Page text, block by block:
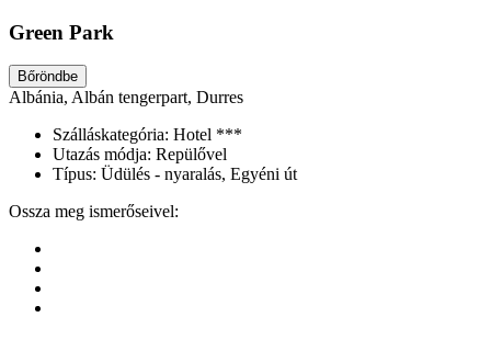
Green Park
Bőröndbe
Albánia, Albán tengerpart, Durres
Szálláskategória: Hotel ***
Utazás módja: Repülővel
Típus: Üdülés - nyaralás, Egyéni út
Ossza meg ismerőseivel: